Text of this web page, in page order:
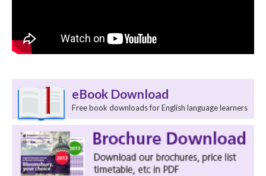
eBook Download
Free book downloads for English language learners